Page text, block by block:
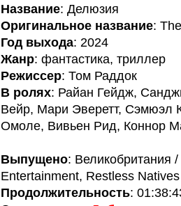
Название: Делюзия
Оригинальное название:
Год выхода: 2024
Жанр: фантастика, триллер
Режиссер: Том Раддок
В ролях: Райан Гейдж,
Вейр, Мари Эверетт, Сэмюэл
Омоле, Вивьен Рид, Коннор
Выпущено: Великобритания
Entertainment, Restless
Продолжительность: